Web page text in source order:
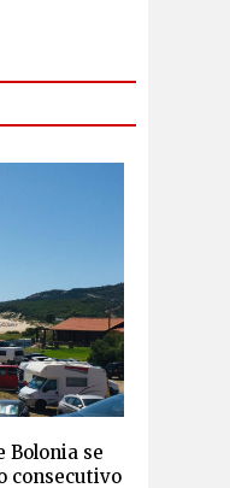
Bolonia se
consecutivo